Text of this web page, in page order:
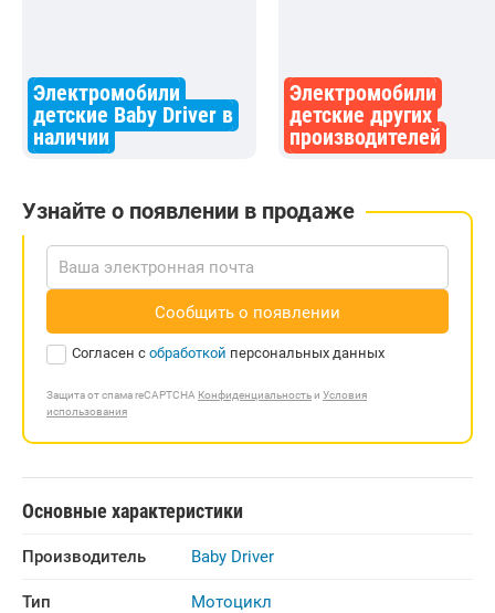
Электромобили
детские Baby Driver в
наличии
Электромобили
детские других
производителей
Узнайте о появлении в продаже
Сообщить о появлении
Согласен с обработкой персональных данных
Защита от спама reCAPTCHA Конфиденциальностьи Условия
использования
Основные характеристики
Производитель Baby Driver
Тип Мотоцикл